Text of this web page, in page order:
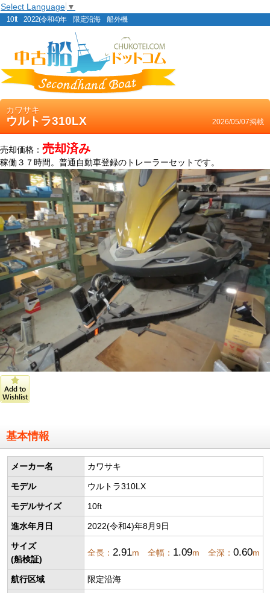
Select Language ▼
10ft 2022(令和4)年 限定沿海 船外機
カワサキ
ウルトラ310LX 2026/05/07掲載
売却価格： 売却済み
稼働３７時間。普通自動車登録のトレーラーセットです。
基本情報
メーカー名 カワサキ
モデル ウルトラ310LX
モデルサイズ 10ft
進水年月日 2022(令和4)年8月9日
サイズ
(船検証)
全長： 2.91m 全幅： 1.09m 全深： 0.60m
航行区域 限定沿海